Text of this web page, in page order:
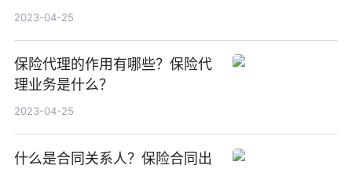
2023-04-25
保险代理的作用有哪些？保险代
理业务是什么？
2023-04-25
什么是合同关系人？保险合同出